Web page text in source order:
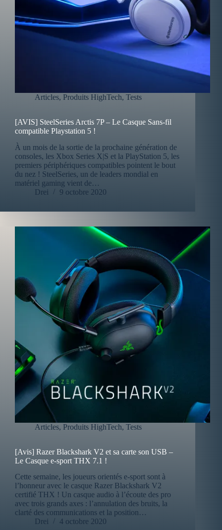
Articles, Produits HighTech, Tests
[AVIS] SteelSeries Arctis 7P – Le Casque Sans-fil
compatible Playstation 5 !
À un mois de la sortie de la prochaine génération de
consoles, les Xbox Series X|S et la PlayStation 5, les
premiers périphériques compatibles pointent le bout
du nez ! SteelSeries, un de leaders mondial en
matériel gaming vient de…
Drei
9 octobre 2020
Articles, Produits HighTech, Tests
[Avis] Razer Blackshark V2 et sa carte son USB –
Le Casque e-sport THX 7.1 !
Cette semaine, les joueurs orientés e-sport sont à
l’honneur avec le casque Razer Blackshark V2
certifié THX ! Un casque audio à l’écoute des pro
avec trois grands axes : l’annulation des bruits, la
clarté des communications et la position…
Drei
4 octobre 2020